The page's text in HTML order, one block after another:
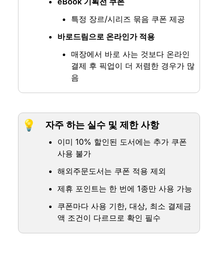
특정 장르/시리즈 묶음 쿠폰 제공
바로드림으로 온라인가 적용
매장에서 바로 사는 것보다 온라인
결제 후 픽업이 더 저렴한 경우가 많
음
💡 자주 하는 실수 및 제한 사항
이미 10% 할인된 도서에는 추가 쿠폰
사용 불가
해외주문도서는 쿠폰 적용 제외
제휴 포인트는 한 번에 1종만 사용 가능
쿠폰마다 사용 기한, 대상, 최소 결제금
액 조건이 다르므로 확인 필수